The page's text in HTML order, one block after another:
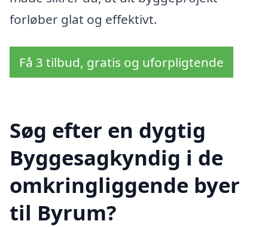
forløber glat og effektivt.
Få 3 tilbud, gratis og uforpligtende
Søg efter en dygtig
Byggesagkyndig i de
omkringliggende byer
til Byrum?